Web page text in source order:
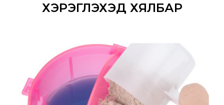
ХЭРЭГЛЭХЭД ХЯЛБАР